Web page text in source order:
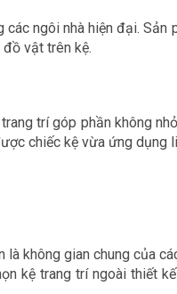
các ngôi nhà hiện đại.
vật trên kệ.
trí góp phần không
chiếc kệ vừa ứng dụng
không gian chung của
kệ trang trí ngoài thiết